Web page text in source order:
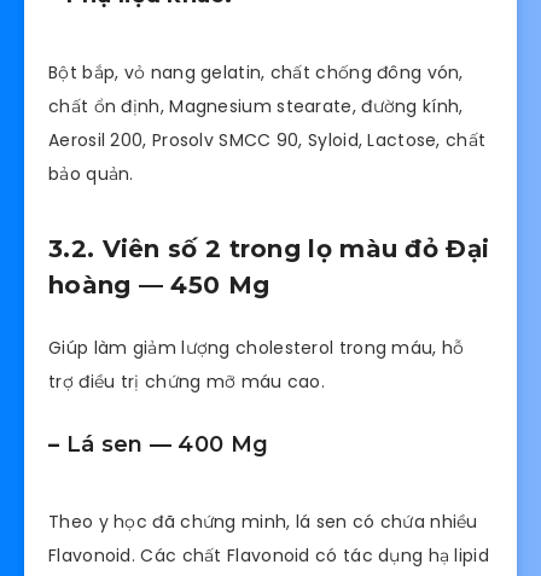
Bột bắp, vỏ nang gelatin, chất chống đông vón,
chất ổn định, Magnesium stearate, đường kính,
Aerosil 200, Prosolv SMCC 90, Syloid, Lactose, chất
bảo quản.
3.2. Viên số 2 trong lọ màu đỏ Đại
hoàng — 450 Mg
Giúp làm giảm lượng cholesterol trong máu, hỗ
trợ điều trị chứng mỡ máu cao.
– Lá sen — 400 Mg
Theo y học đã chứng minh, lá sen có chứa nhiều
Flavonoid. Các chất Flavonoid có tác dụng hạ lipid